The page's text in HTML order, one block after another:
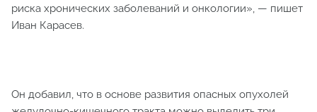
риска хронических заболеваний и онкологии», — пишет
Иван Карасев.
Он добавил, что в основе развития опасных опухолей